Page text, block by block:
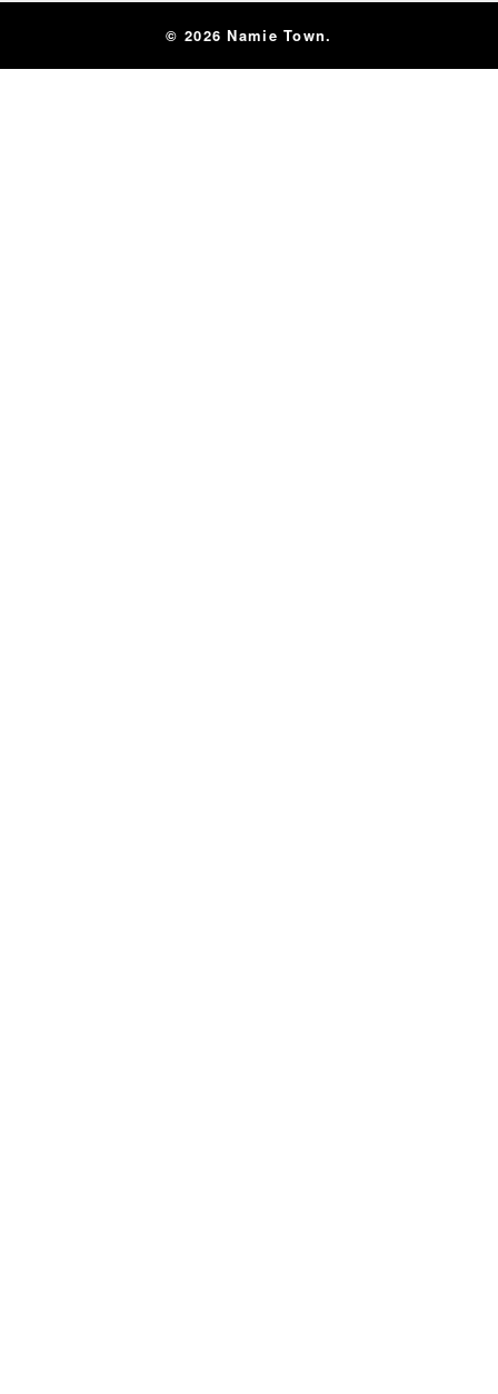
© 2026 Namie Town.